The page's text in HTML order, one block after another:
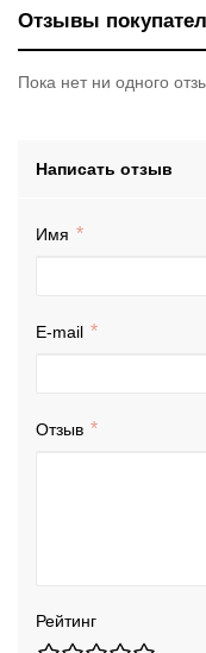
Отзывы
Пока нет ни одного
Написать отзыв
Имя
E-mail
Отзыв
Рейтинг